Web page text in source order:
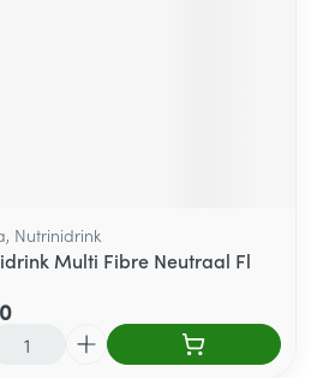
Nutrinidrink
Multi Fibre Neutraal Fl